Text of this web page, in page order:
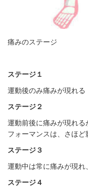
痛みのステージ
ステージ１
運動後のみ痛みが現れる
ステージ２
運動前後に痛みが現れ
フォーマンスは、さほど
ステージ３
運動中は常に痛みが現れ
ステージ４